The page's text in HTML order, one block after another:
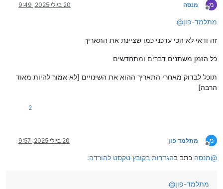
מ
מנותק
מנסה 20 ביולי 2025, 9:49
@מתלמד-פון
זה ודאי לא הכי עדכני כמו שציינת את התאריך
כל הזמן משתנים דברים ומתחדשים
תוכל לבדוק מאחרי התאריך ההוא את השינויים [לא אמור להיות מאוד
הרבה]
2
מ
מנותק
מתלמד פון 20 ביולי 2025, 9:57
@מנסה כתב בהגדרות בקובץ טקסט להורדה:
@מתלמד-פון